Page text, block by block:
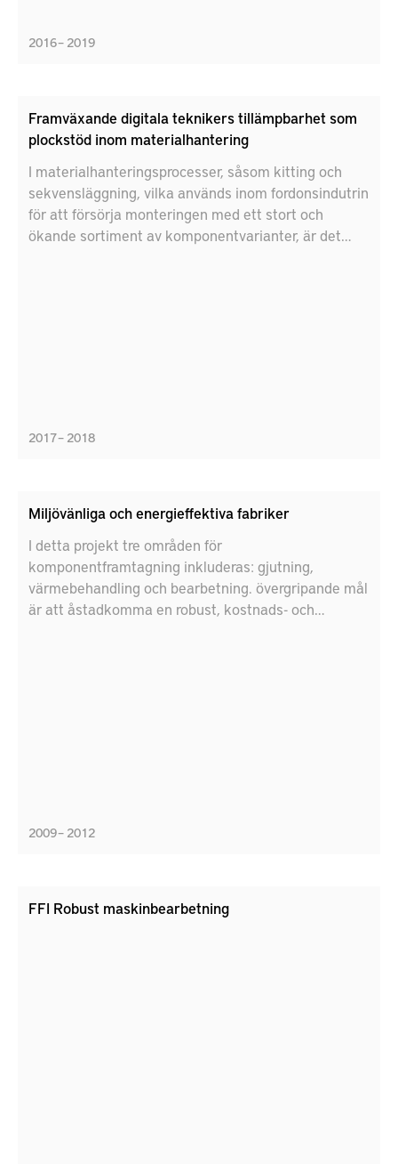
2016 – 2019
Framväxande digitala teknikers tillämpbarhet som
plockstöd inom materialhantering
I materialhanteringsprocesser, såsom kitting och
sekvensläggning, vilka används inom fordonsindutrin
för att försörja monteringen med ett stort och
ökande sortiment av komponentvarianter, är det
2017 – 2018
Miljövänliga och energieffektiva fabriker
I detta projekt tre områden för
komponentframtagning inkluderas: gjutning,
värmebehandling och bearbetning. övergripande mål
är att åstadkomma en robust, kostnads- och
2009 – 2012
FFI Robust maskinbearbetning